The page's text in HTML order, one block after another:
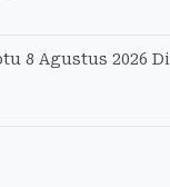
8 Agustus 2026